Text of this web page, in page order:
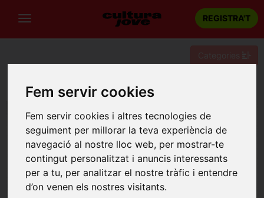
Fem servir cookies
Fem servir cookies i altres tecnologies de
seguiment per millorar la teva experiència de
navegació al nostre lloc web, per mostrar-te
contingut personalitzat i anuncis interessants
per a tu, per analitzar el nostre tràfic i entendre
d’on venen els nostres visitants.
REGISTRA'T